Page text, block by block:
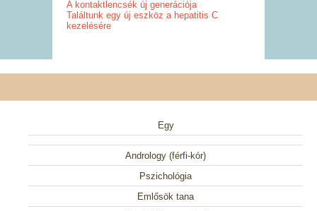
A kontaktlencsék új generációja
Találtunk egy új eszköz a hepatitis C
kezelésére
Egy
Andrology (férfi-kór)
Pszichológia
Emlősök tana